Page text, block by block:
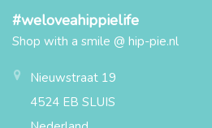
#weloveahippielife
Shop with a smile @ hip-pie.nl
Nieuwstraat 19
4524 EB SLUIS